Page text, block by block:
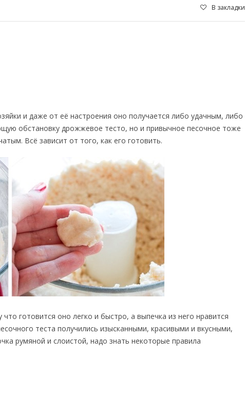
В закладки
и даже от её настроения оно получается либо удачным, либо
обстановку дрожжевое тесто, но и привычное песочное тоже
Всё зависит от того, как его готовить.
готовится оно легко и быстро, а выпечка из него нравится
теста получились изысканными, красивыми и вкусными,
румяной и слоистой, надо знать некоторые правила